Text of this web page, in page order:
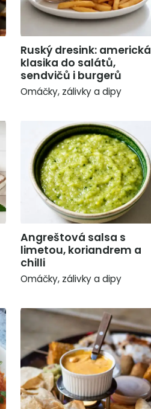
Ruský dresink: americká
klasika do salátů,
sendvičů i burgerů
Omáčky, zálivky a dipy
Angreštová salsa s
limetou, koriandrem a
chilli
Omáčky, zálivky a dipy